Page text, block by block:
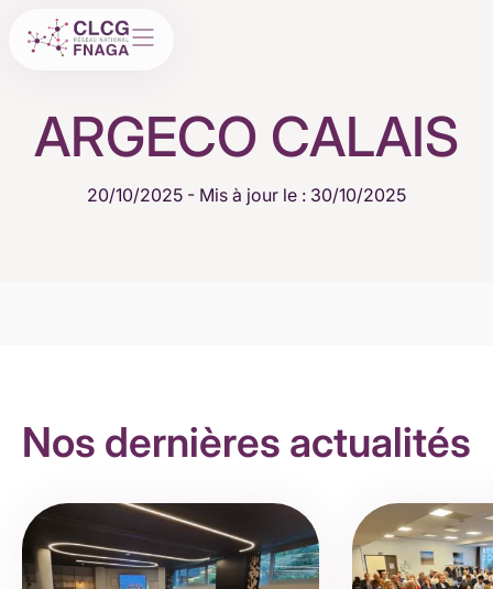
ARGECO CALAIS
20/10/2025 - Mis à jour le : 30/10/2025
Nos dernières actualités